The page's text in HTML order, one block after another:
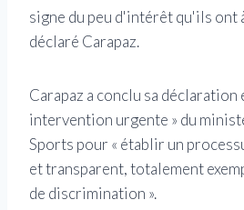
signe du peu d'intérêt qu'ils ont
déclaré Carapaz.
Carapaz a conclu sa déclaration
intervention urgente » du
Sports pour « établir un
et transparent, totalement
de discrimination ».